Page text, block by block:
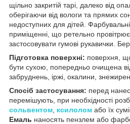
щільно закритій тарі, далеко від
оберігаючи від вологи та прямих
недоступних для дітей.
приміщенні, що ретельно
застосовувати гумові рукавички.
Підготовка поверхні: поверхня,
бути сухою, попередньо очищена
забруднень, іржі, окалини,
Спосіб застосування: перед
перемішують, при необхідності
сольвентом ксилолом або їх
Емаль наносять пензлем або